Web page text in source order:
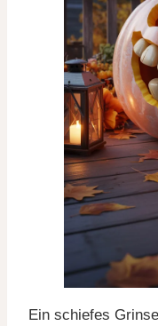
Ein schiefes